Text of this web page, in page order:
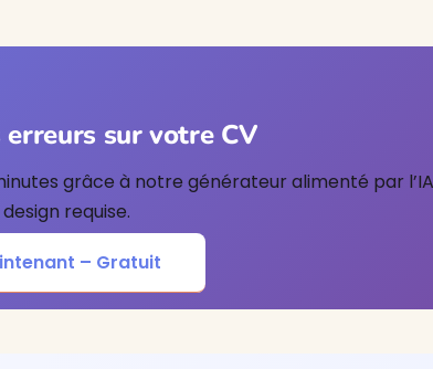
sur votre CV
grâce à notre générateur alimenté par
requise.
– Gratuit